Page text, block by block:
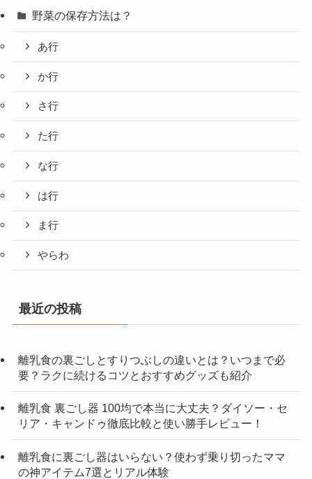
野菜の保存方法は？
あ行
か行
さ行
た行
な行
は行
ま行
やらわ
最近の投稿
離乳食の裏ごしとすりつぶしの違いとは？いつまで必
要？ラクに続けるコツとおすすめグッズも紹介
離乳食 裏ごし器 100均で本当に大丈夫？ダイソー・セ
リア・キャンドゥ徹底比較と使い勝手レビュー！
離乳食に裏ごし器はいらない？使わず乗り切ったママ
の神アイテム7選とリアル体験